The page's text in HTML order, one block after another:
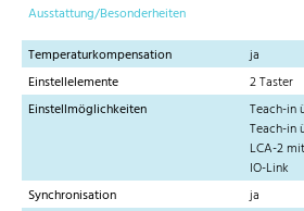
Ausstattung/Besonderheiten
Temperaturkompensation
ja
Einstellelemente
2 Taster
Einstellmöglichkeiten
Teach-in
Teach-in
LCA-2
IO-Link
Synchronisation
ja